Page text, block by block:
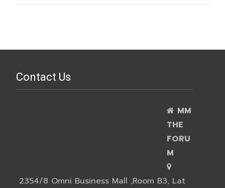
Contact Us
MM
THE
FORU
M
2354/8 Omni Business Mall ,Room B3, Lat